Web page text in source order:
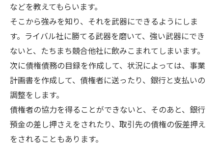
などを教えてもらいます。
そこから強みを知り、それを武器にできるようにしま
す。ライバル社に勝てる武器を磨いて、強い武器にでき
ないと、たちまち競合他社に飲みこまれてしまいます。
次に債権債務の目録を作成して、状況によっては、事業
計画書を作成して、債権者に送ったり、銀行と支払いの
調整をします。
債権者の協力を得ることができないと、そのあと、銀行
預金の差し押さえをされたり、取引先の債権の仮差押え
をされることもあります。